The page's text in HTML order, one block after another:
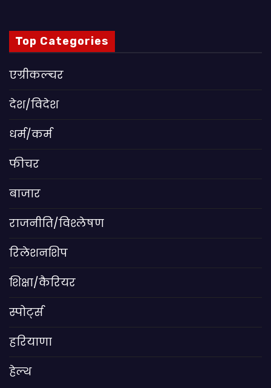
Top Categories
एग्रीकल्चर
देश/विदेश
धर्म/कर्म
फीचर
बाजार
राजनीति/विश्लेषण
रिलेशनशिप
शिक्षा/कैरियर
स्पोर्ट्स
हरियाणा
हेल्थ